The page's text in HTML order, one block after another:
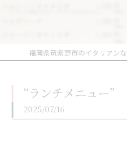
“ランチメニュー”
2025/07/16